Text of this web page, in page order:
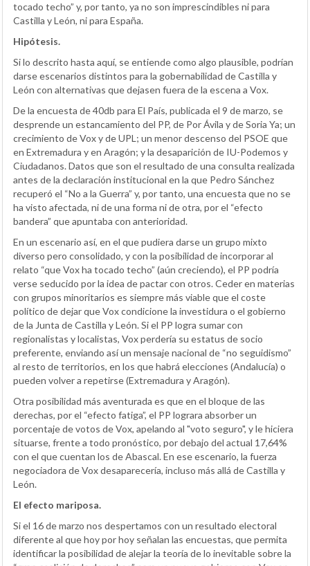
tocado techo” y, por tanto, ya no son imprescindibles ni para
Castilla y León, ni para España.
Hipótesis.
Si lo descrito hasta aquí, se entiende como algo plausible, podrían
darse escenarios distintos para la gobernabilidad de Castilla y
León con alternativas que dejasen fuera de la escena a Vox.
De la encuesta de 40db para El País, publicada el 9 de marzo, se
desprende un estancamiento del PP, de Por Ávila y de Soria Ya; un
crecimiento de Vox y de UPL; un menor descenso del PSOE que
en Extremadura y en Aragón; y la desaparición de IU-Podemos y
Ciudadanos. Datos que son el resultado de una consulta realizada
antes de la declaración institucional en la que Pedro Sánchez
recuperó el “No a la Guerra” y, por tanto, una encuesta que no se
ha visto afectada, ni de una forma ni de otra, por el “efecto
bandera” que apuntaba con anterioridad.
En un escenario así, en el que pudiera darse un grupo mixto
diverso pero consolidado, y con la posibilidad de incorporar al
relato “que Vox ha tocado techo” (aún creciendo), el PP podría
verse seducido por la idea de pactar con otros. Ceder en materias
con grupos minoritarios es siempre más viable que el coste
político de dejar que Vox condicione la investidura o el gobierno
de la Junta de Castilla y León. Si el PP logra sumar con
regionalistas y localistas, Vox perdería su estatus de socio
preferente, enviando así un mensaje nacional de “no seguidismo”
al resto de territorios, en los que habrá elecciones (Andalucía) o
pueden volver a repetirse (Extremadura y Aragón).
Otra posibilidad más aventurada es que en el bloque de las
derechas, por el “efecto fatiga”, el PP lograra absorber un
porcentaje de votos de Vox, apelando al "voto seguro", y le hiciera
situarse, frente a todo pronóstico, por debajo del actual 17,64%
con el que cuentan los de Abascal. En ese escenario, la fuerza
negociadora de Vox desaparecería, incluso más allá de Castilla y
León.
El efecto mariposa.
Si el 16 de marzo nos despertamos con un resultado electoral
diferente al que hoy por hoy señalan las encuestas, que permita
identificar la posibilidad de alejar la teoría de lo inevitable sobre la